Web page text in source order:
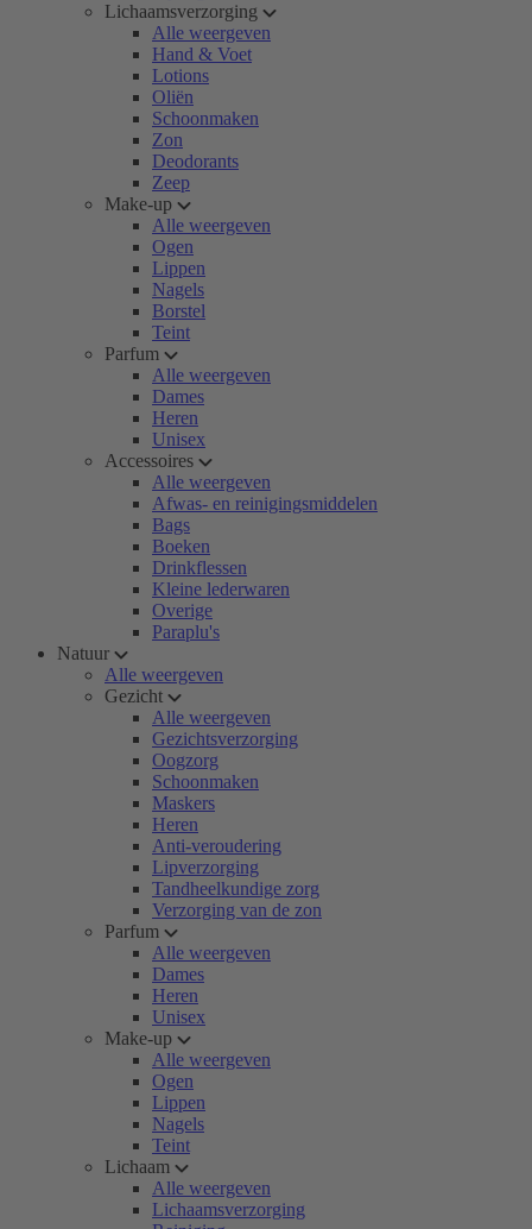
Lichaamsverzorging
Alle weergeven
Hand & Voet
Lotions
Oliën
Schoonmaken
Zon
Deodorants
Zeep
Make-up
Alle weergeven
Ogen
Lippen
Nagels
Borstel
Teint
Parfum
Alle weergeven
Dames
Heren
Unisex
Accessoires
Alle weergeven
Afwas- en reinigingsmiddelen
Bags
Boeken
Drinkflessen
Kleine lederwaren
Overige
Paraplu's
Natuur
Alle weergeven
Gezicht
Alle weergeven
Gezichtsverzorging
Oogzorg
Schoonmaken
Maskers
Heren
Anti-veroudering
Lipverzorging
Tandheelkundige zorg
Verzorging van de zon
Parfum
Alle weergeven
Dames
Heren
Unisex
Make-up
Alle weergeven
Ogen
Lippen
Nagels
Teint
Lichaam
Alle weergeven
Lichaamsverzorging